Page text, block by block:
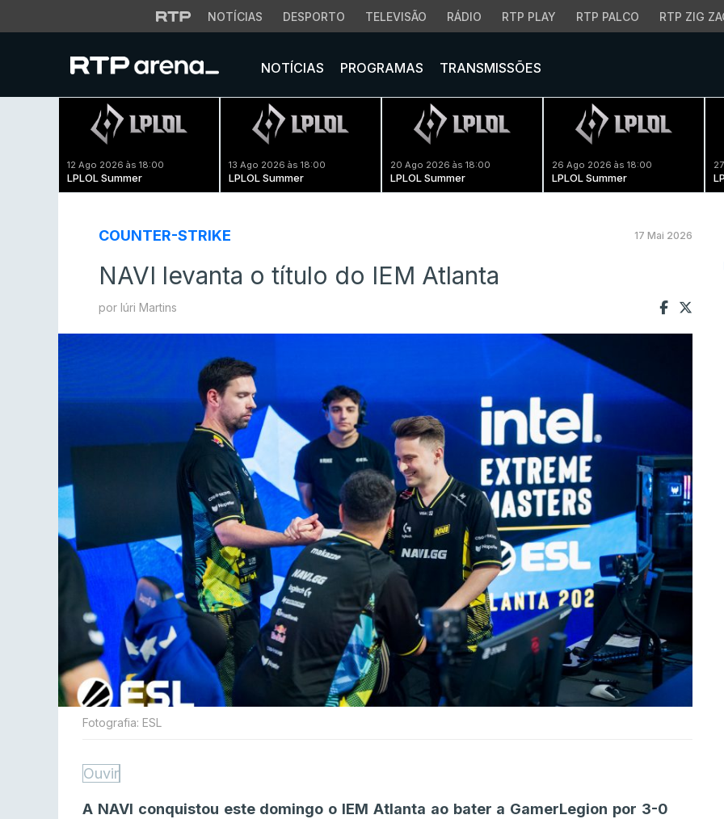
NOTÍCIAS DESPORTO TELEVISÃO RÁDIO RTP PLAY RTP PALCO RTP ZIG
NOTÍCIAS PROGRAMAS TRANSMISSÕES
12 Ago 2026 às 18:00
LPLOL Summer
13 Ago 2026 às 18:00
LPLOL Summer
20 Ago 2026 às 18:00
LPLOL Summer
26 Ago 2026 às 18:00
LPLOL Summer
COUNTER-STRIKE 17 Mai 2026
NAVI levanta o título do IEM Atlanta
por Iúri Martins
Fotografia: ESL
Ouvir
A NAVI conquistou este domingo o IEM Atlanta ao bater a GamerLegion por 3-0